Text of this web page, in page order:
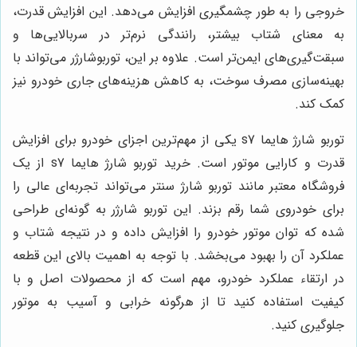
خروجی را به طور چشمگیری افزایش می‌دهد. این افزایش قدرت،
به معنای شتاب بیشتر، رانندگی نرم‌تر در سربالایی‌ها و
سبقت‌گیری‌های ایمن‌تر است. علاوه بر این، توربوشارژر می‌تواند با
بهینه‌سازی مصرف سوخت، به کاهش هزینه‌های جاری خودرو نیز
کمک کند.
توربو شارژ هایما s7 یکی از مهم‌ترین اجزای خودرو برای افزایش
قدرت و کارایی موتور است. خرید توربو شارژ هایما s7 از یک
فروشگاه معتبر مانند توربو شارژ سنتر می‌تواند تجربه‌ای عالی را
برای خودروی شما رقم بزند. این توربو شارژر به گونه‌ای طراحی
شده که توان موتور خودرو را افزایش داده و در نتیجه شتاب و
عملکرد آن را بهبود می‌بخشد. با توجه به اهمیت بالای این قطعه
در ارتقاء عملکرد خودرو، مهم است که از محصولات اصل و با
کیفیت استفاده کنید تا از هرگونه خرابی و آسیب به موتور
جلوگیری کنید.